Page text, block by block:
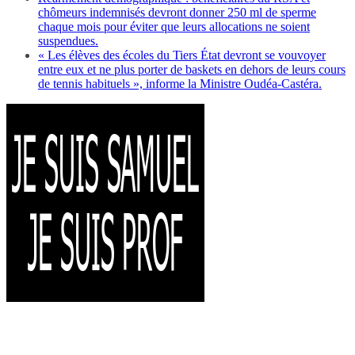
chômeurs indemnisés devront donner 250 ml de sperme
chaque mois pour éviter que leurs allocations ne soient
suspendues.
« Les élèves des écoles du Tiers État devront se vouvoyer
entre eux et ne plus porter de baskets en dehors de leurs cours
de tennis habituels », informe la Ministre Oudéa-Castéra.